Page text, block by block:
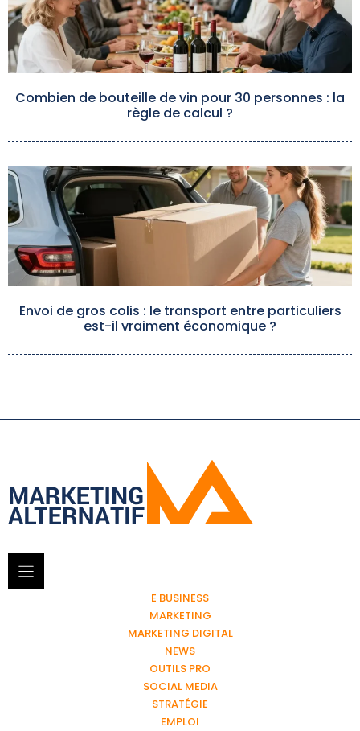
Combien de bouteille de vin pour 30 personnes : la
règle de calcul ?
Envoi de gros colis : le transport entre particuliers
est-il vraiment économique ?
E BUSINESS
MARKETING
MARKETING DIGITAL
NEWS
OUTILS PRO
SOCIAL MEDIA
STRATÉGIE
EMPLOI